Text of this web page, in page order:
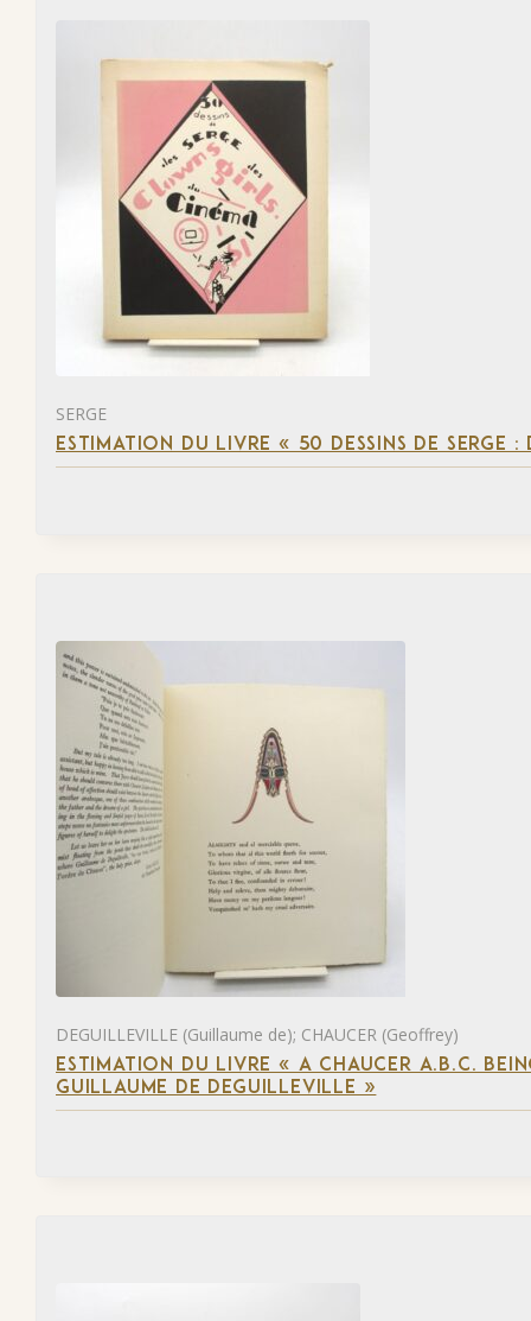
SERGE
ESTIMATION DU LIVRE « 50 DESSINS DE SERGE
DEGUILLEVILLE (Guillaume de); CHAUCER (Geoffrey)
ESTIMATION DU LIVRE « A CHAUCER A.B.C.
GUILLAUME DE DEGUILLEVILLE »